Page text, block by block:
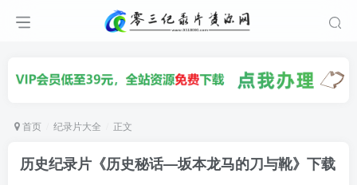
首页 纪录片大全 正文
历史纪录片《历史秘话—坂本龙马的刀与靴》下载